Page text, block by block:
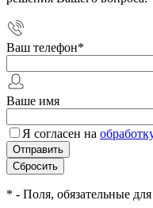
Ваш телефон*
Ваше имя
Я согласен на
* - Поля, обязательные